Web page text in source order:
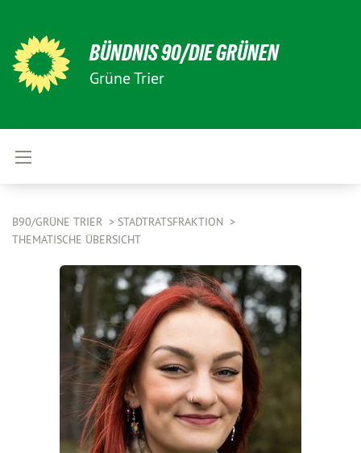
BÜNDNIS 90/DIE GRÜNEN
Grüne Trier
B90/GRÜNE TRIER
STADTRATSFRAKTION
THEMATISCHE ÜBERSICHT